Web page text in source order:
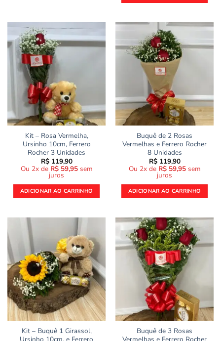
Kit – Rosa Vermelha,
Ursinho 10cm, Ferrero
Rocher 3 Unidades
R$119,90
Ou 2x de R$59,95 sem
juros
ADICIONAR AO CARRINHO
Buquê de 2 Rosas
Vermelhas e Ferrero Rocher
8 Unidades
R$119,90
Ou 2x de R$59,95 sem
juros
ADICIONAR AO CARRINHO
Kit – Buquê 1 Girassol,
Buquê de 3 Rosas